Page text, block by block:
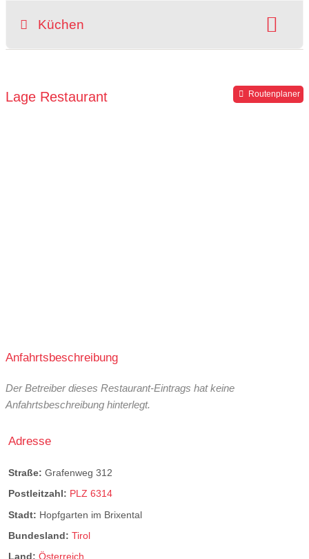
Küchen
Lage Restaurant Routenplaner
Anfahrtsbeschreibung
Der Betreiber dieses Restaurant-Eintrags hat keine
Anfahrtsbeschreibung hinterlegt.
Adresse
Straße: Grafenweg 312
Postleitzahl: PLZ 6314
Stadt: Hopfgarten im Brixental
Bundesland: Tirol
Land: Österreich